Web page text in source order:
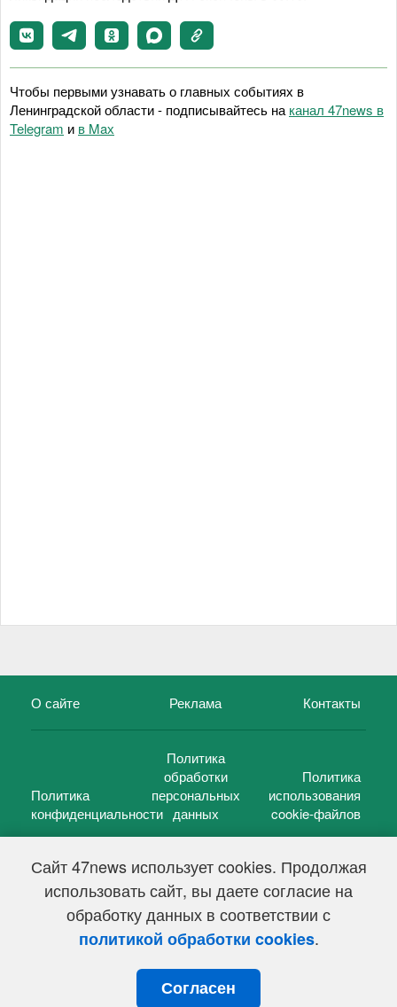
Сайт 47news использует cookies. Продолжая
использовать сайт, вы даете согласие на
обработку данных в соответствии с
политикой обработки cookies.
Согласен
Чтобы первыми узнавать о главных событиях в
Ленинградской области - подписывайтесь на канал 47news в
Telegram и в Maх
О сайте Реклама Контакты
Политика
конфиденциальности
Политика
обработки
персональных
данных
Политика
использования
cookie-файлов
47 новостей (47 news)2005 — 2026 г.
Свидетельство о регистрации СМИ Эл № ФС 77-39848, выдано
Федеральной службой по надзору в сфере связи,
информационных технологий и массовых коммуникаций